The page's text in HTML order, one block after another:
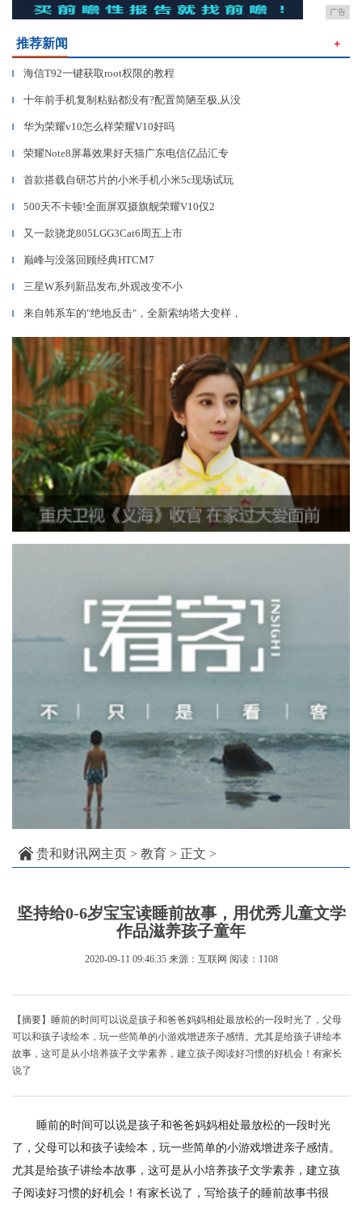
广告
推荐新闻 ＋
▎ 海信T92一键获取root权限的教程
▎ 十年前手机复制粘贴都没有?配置简陋至极,从没
▎ 华为荣耀v10怎么样荣耀V10好吗
▎ 荣耀Note8屏幕效果好天猫广东电信亿品汇专
▎ 首款搭载自研芯片的小米手机小米5c现场试玩
▎ 500天不卡顿!全面屏双摄旗舰荣耀V10仅2
▎ 又一款骁龙805LGG3Cat6周五上市
▎ 巅峰与没落回顾经典HTCM7
▎ 三星W系列新品发布,外观改变不小
▎ 来自韩系车的"绝地反击"，全新索纳塔大变样，
贵和财讯网主页 > 教育 > 正文 >
坚持给0-6岁宝宝读睡前故事，用优秀儿童文学
作品滋养孩子童年
2020-09-11 09:46:35 来源：互联网 阅读：1108
【摘要】睡前的时间可以说是孩子和爸爸妈妈相处最放松的一段时光了，父母
可以和孩子读绘本，玩一些简单的小游戏增进亲子感情。尤其是给孩子讲绘本
故事，这可是从小培养孩子文学素养，建立孩子阅读好习惯的好机会！有家长
说了
睡前的时间可以说是孩子和爸爸妈妈相处最放松的一段时光
了，父母可以和孩子读绘本，玩一些简单的小游戏增进亲子感情。
尤其是给孩子讲绘本故事，这可是从小培养孩子文学素养，建立孩
子阅读好习惯的好机会！有家长说了，写给孩子的睡前故事书很